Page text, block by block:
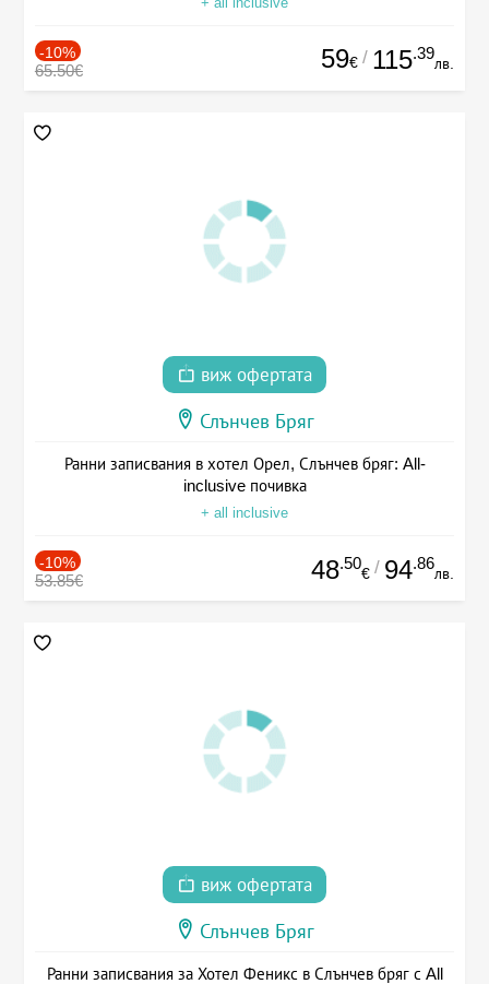
-10%
65.50€ 59€ / 115.39
лв.
виж офертата
Слънчев Бряг
Ранни записвания в хотел Орел, Слънчев бряг: All-
inclusive почивка
+ all inclusive
-10%
53.85€ 48.50
€ / 94.86
лв.
виж офертата
Слънчев Бряг
Ранни записвания за Хотел Феникс в Слънчев бряг с All